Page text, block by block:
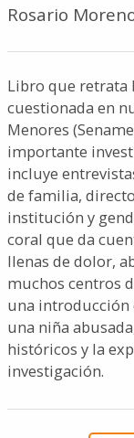
Rosario
Libro que retrata
cuestionada en
Menores
importante
incluye
de familia,
institución y
coral que da
llenas de dolor,
muchos centros
una introducción
una niña
históricos y la
investigación.